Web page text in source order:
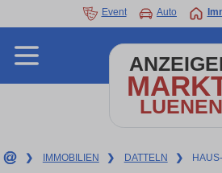
Event Auto
LUENEN
❯ IMMOBILIEN ❯ DATTELN ❯